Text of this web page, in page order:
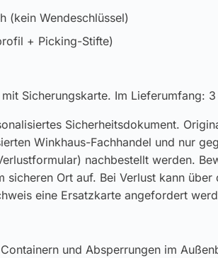
(kein Wendeschlüssel)
+ Picking-Stifte)
Sicherungskarte. Im Lieferumfang:
Sicherheitsdokument.
Winkhaus-Fachhandel und nur
nachbestellt werden.
sicheren Ort auf. Bei Verlust kann über
eine Ersatzkarte angefordert
und Absperrungen im